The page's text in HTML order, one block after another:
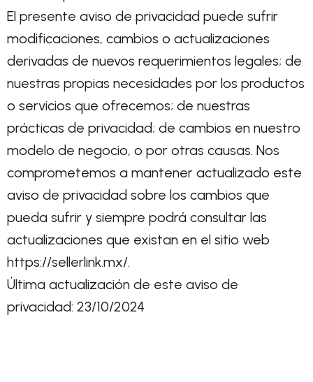
El presente aviso de privacidad puede sufrir
modificaciones, cambios o actualizaciones
derivadas de nuevos requerimientos legales; de
nuestras propias necesidades por los productos
o servicios que ofrecemos; de nuestras
prácticas de privacidad; de cambios en nuestro
modelo de negocio, o por otras causas. Nos
comprometemos a mantener actualizado este
aviso de privacidad sobre los cambios que
pueda sufrir y siempre podrá consultar las
actualizaciones que existan en el sitio web
https://sellerlink.mx/.
Última actualización de este aviso de
privacidad: 23/10/2024